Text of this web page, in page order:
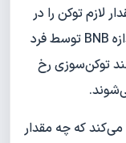
لازم توکن را در
حساب فرد بررسی می‌کند تا ببیند چه اندازه BNB توسط فرد
توکن‌سوزی رخ
که چه مقدار